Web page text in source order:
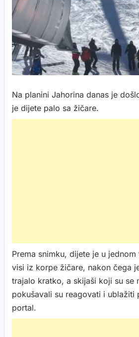
Na planini Jahorina danas je
je dijete palo sa žičare.
Prema snimku, dijete je u
visi iz korpe žičare, nakon čega
trajalo kratko, a skijaši koji su se
pokušavali su reagovati i ublažiti
portal.